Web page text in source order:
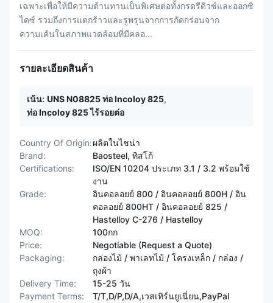
เฉพาะเพื่อให้มีความต้านทานเป็นพิเศษต่อทั้งกรดรีดิวซ์และออกซิ
ไดซ์ รวมถึงการแตกร้าวและรูพรุนจากการกัดกร่อนจาก
ความเค้นในสภาพแวดล้อมที่มีคลอ...
รายละเอียดสินค้า
เน้น: UNS N08825 ท่อ Incoloy 825,
ท่อ Incoloy 825 ไร้รอยต่อ
Country Of Origin:ผลิตในไชน่า
Brand:
Baosteel, ทิสโก้
Certifications:
ISO/EN 10204 ประเภท 3.1 / 3.2 พร้อมใช้
งาน
Grade:
อินคอลอยย์ 800 / อินคอลอยย์ 800H / อิน
คอลอยย์ 800HT / ​​อินคอลอยย์ 825 /
Hastelloy C-276 / Hastelloy
MOQ:
100กก
Price:
Negotiable (Request a Quote)
Packaging:
กล่องไม้ / พาเลทไม้ / โครงเหล็ก / กล่อง /
ถุงผ้า
Delivery Time:
15-25 วัน
Payment Terms:
T/T,D/P,D/A,เวสเทิร์นยูเนี่ยน,PayPal